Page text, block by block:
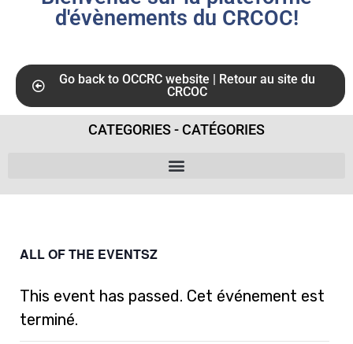
d'évènements du CRCOC!
Go back to OCCRC website | Retour au site du
CRCOC
CATEGORIES - CATÉGORIES
ALL OF THE EVENTSZ
This event has passed. Cet événement est
terminé.